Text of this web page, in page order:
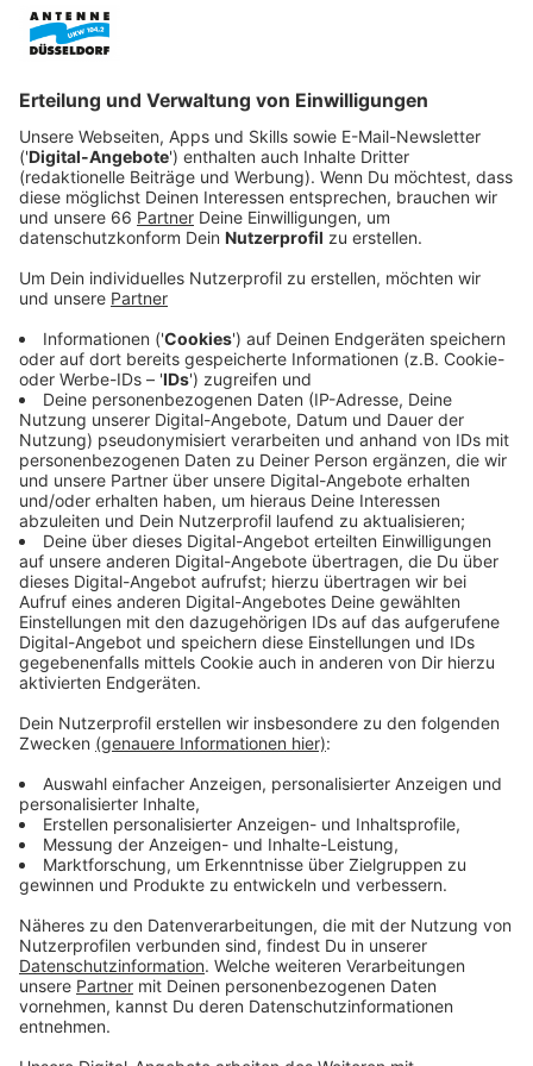
Veröffentlicht:
Anzeige
Schockierend kommt hinzu – die Frau, die wenig
später verstirbt, kennt ihren Namen.
geheimnisvollen Frau verbirgt. Dabei muss sie
erkennen, dass sie kein Einzelkind ist, sondern zwei
eineiige Drillingsschwestern hat. Gemeinsam mit dem
ermittelnden Polizisten Humberto Solana (David
Chocarro), mit dem sie eine längere Affäre hatte, gräbt
sie sich immer tiefer in den Fall hinein.
Streaming-Dienst: Netflix
Anzeige
Wir benötigen Ihre
Zustimmung, um den YouTube
Video-Service zu laden!
Wir verwenden einen Service eines
einzubetten. Dieser Service kann
Daten zu Ihren Aktivitäten
sammeln. Bitte lesen Sie die
Details durch und stimmen Sie der
Video anzusehen.
Mehr Informationen
Die getötete Aleida Trujano (Maite Perroni) war
Rebeccas Schwester. Und auch die Tänzerin Tamara